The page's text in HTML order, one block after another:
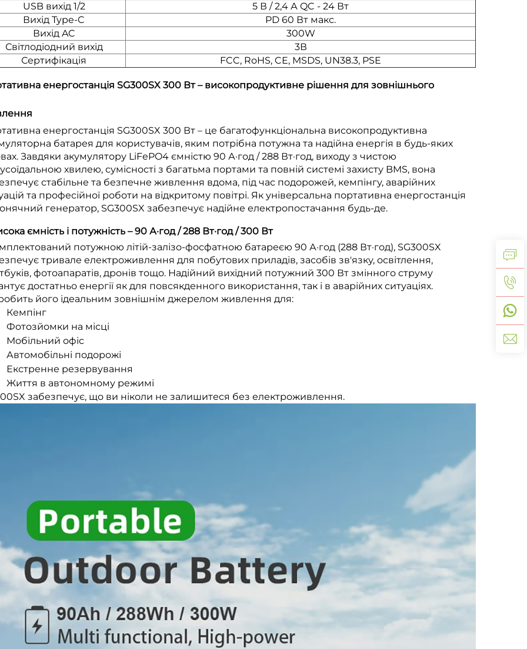
USB вихід 1/2
5 В / 2,4 А QC - 24 Вт
Вихід Type-C
PD 60 Вт макс.
Вихід AC
300W
Світлодіодний вихід
3В
Сертифікація
FCC, RoHS, CE, MSDS, UN38.3, PSE
енергостанція SG300SX 300 Вт – високопродуктивне рішення для зовнішнього
енергостанція SG300SX 300 Вт – це багатофункціональна високопродуктивна
батарея для користувачів, яким потрібна потужна та надійна енергія в будь-яких
Завдяки акумулятору LiFePO4 ємністю 90 А·год / 288 Вт·год, виходу з чистою
хвилею, сумісності з багатьма портами та повній системі захисту BMS, вона
стабільне та безпечне живлення вдома, під час подорожей, кемпінгу, аварійних
та професійної роботи на відкритому повітрі. Як універсальна портативна енергостанція
генератор, SG300SX забезпечує надійне електропостачання будь-де.
ємність і потужність – 90 А·год / 288 Вт·год / 300 Вт
потужною літій-залізо-фосфатною батареєю 90 А·год (288 Вт·год), SG300SX
тривале електроживлення для побутових приладів, засобів зв'язку, освітлення,
фотоапаратів, дронів тощо. Надійний вихідний потужний 300 Вт змінного струму
достатньо енергії як для повсякденного використання, так і в аварійних ситуаціях.
його ідеальним зовнішнім джерелом живлення для:
Кемпінг
Фотозйомки на місці
Мобільний офіс
Автомобільні подорожі
Екстренне резервування
Життя в автономному режимі
забезпечує, що ви ніколи не залишитеся без електроживлення.